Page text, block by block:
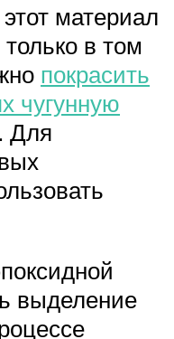
материал
в том
покрасить
чугунную
Для
выделение